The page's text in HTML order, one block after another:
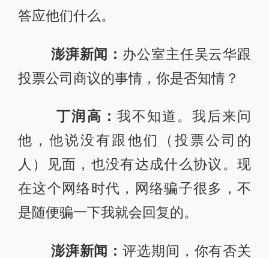
答应他们什么。
澎湃新闻： 办公室主任吴云华跟
投票公司商议的事情，你是否知情？
丁润高： 我不知道。我后来问
他，他说没有跟他们（投票公司的
人）见面，也没有达成什么协议。现
在这个网络时代，网络骗子很多，不
是随便骗一下我就会回复的。
澎湃新闻：评选期间，你有否关